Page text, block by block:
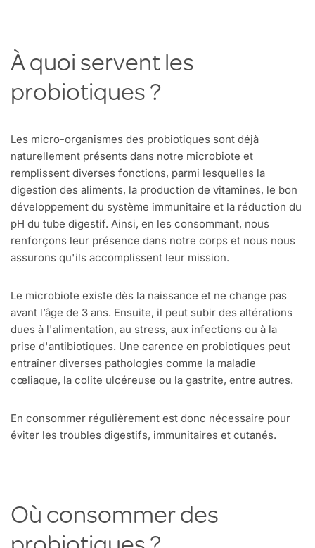
À quoi servent les
probiotiques ?
Les micro-organismes des probiotiques sont déjà
naturellement présents dans notre microbiote et
remplissent diverses fonctions, parmi lesquelles la
digestion des aliments, la production de vitamines, le bon
développement du système immunitaire et la réduction du
pH du tube digestif. Ainsi, en les consommant, nous
renforçons leur présence dans notre corps et nous nous
assurons qu'ils accomplissent leur mission.
Le microbiote existe dès la naissance et ne change pas
avant l’âge de 3 ans. Ensuite, il peut subir des altérations
dues à l'alimentation, au stress, aux infections ou à la
prise d'antibiotiques. Une carence en probiotiques peut
entraîner diverses pathologies comme la maladie
cœliaque, la colite ulcéreuse ou la gastrite, entre autres.
En consommer régulièrement est donc nécessaire pour
éviter les troubles digestifs, immunitaires et cutanés.
Où consommer des